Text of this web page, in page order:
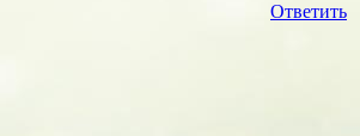
Ответить